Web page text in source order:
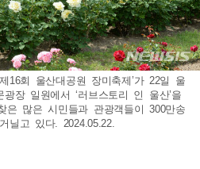
16회 울산대공원 장미축제’가 22일 울
장 일원에서 ‘러브스토리 인 울산’을
은 많은 시민들과 관광객들이 300만송
닐고 있다. 2024.05.22.